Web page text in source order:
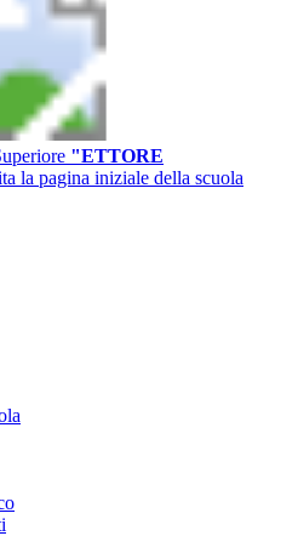
"ETTORE
la pagina iniziale della scuola